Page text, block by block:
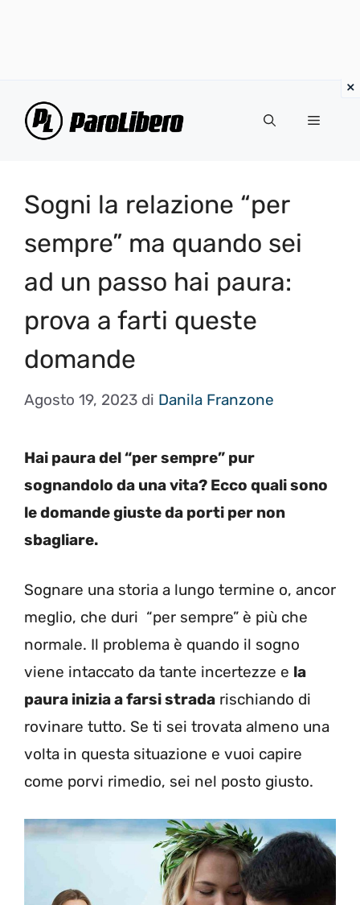
Menu
Sogni la relazione “per
sempre” ma quando sei
ad un passo hai paura:
prova a farti queste
domande
Agosto 19, 2023 di Danila Franzone
Hai paura del “per sempre” pur
sognandolo da una vita? Ecco quali sono
le domande giuste da porti per non
sbagliare.
Sognare una storia a lungo termine o, ancor
meglio, che duri “per sempre” è più che
normale. Il problema è quando il sogno
viene intaccato da tante incertezze e la
paura inizia a farsi strada rischiando di
rovinare tutto. Se ti sei trovata almeno una
volta in questa situazione e vuoi capire
come porvi rimedio, sei nel posto giusto.